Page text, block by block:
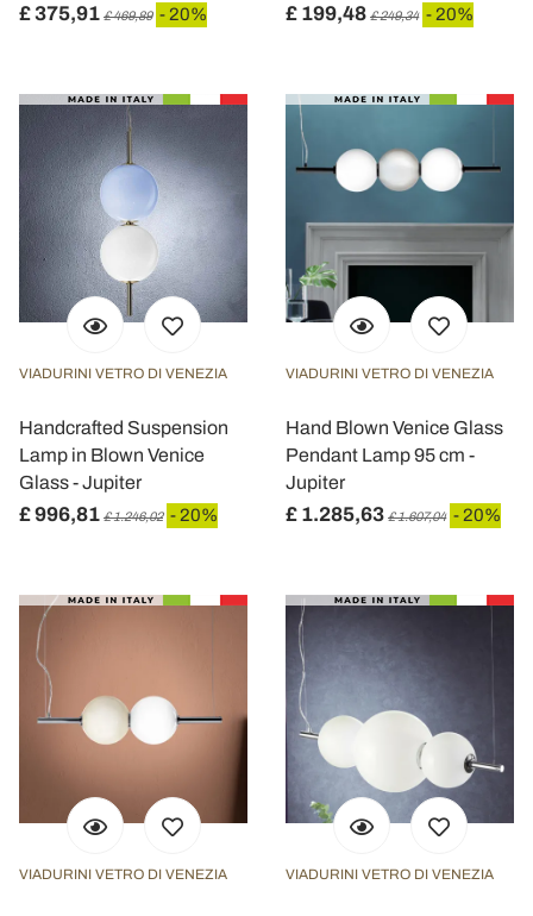
£ 375,91 £ 469,89 - 20% £ 199,48 £ 249,34 - 20%
VIADURINI VETRO DI VENEZIA
Handcrafted Suspension
Lamp in Blown Venice
Glass - Jupiter
£ 996,81 £ 1.246,02 - 20%
VIADURINI VETRO DI VENEZIA
Hand Blown Venice Glass
Pendant Lamp 95 cm -
Jupiter
£ 1.285,63 £ 1.607,04 - 20%
VIADURINI VETRO DI VENEZIA VIADURINI VETRO DI VENEZIA